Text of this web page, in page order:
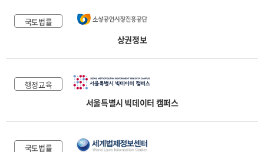
국토법률
상권정보
행정교육
서울특별시 빅데이터 캠퍼스
국토법률